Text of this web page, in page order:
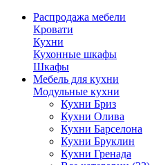
Распродажа мебели
Кровати
Кухни
Кухонные шкафы
Шкафы
Мебель для кухни
Модульные кухни
Кухни Бриз
Кухни Олива
Кухни Барселона
Кухни Бруклин
Кухни Гренада